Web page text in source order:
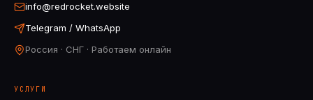
info@redrocket.website
Telegram / WhatsApp
Россия · СНГ · Работаем онлайн
УСЛУГИ